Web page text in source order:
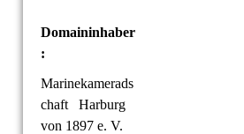
Domaininhaber
:
Marinekamerads
chaft Harburg
von 1897 e. V.